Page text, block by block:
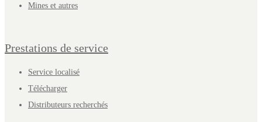
Mines et autres
Prestations de service
Service localisé
Télécharger
Distributeurs recherchés